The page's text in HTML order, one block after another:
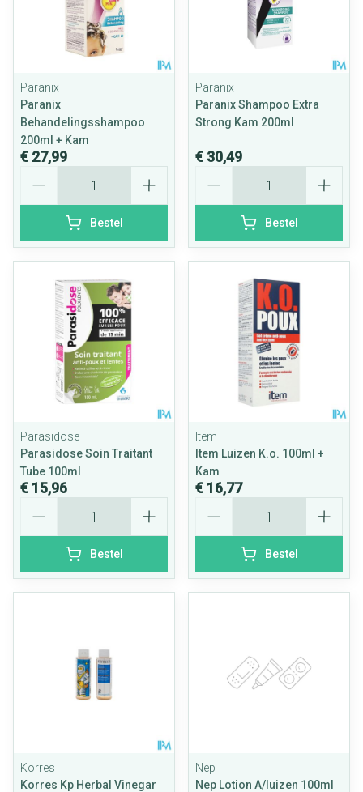
Paranix
Paranix
Behandelingsshampoo
200ml + Kam
€ 27,99
Bestel
Paranix
Paranix Shampoo Extra
Strong Kam 200ml
€ 30,49
Bestel
Parasidose
Parasidose Soin Traitant
Tube 100ml
€ 15,96
Bestel
Item
Item Luizen K.o. 100ml +
Kam
€ 16,77
Bestel
Korres
Korres Kp Herbal Vinegar
Nep
Nep Lotion A/luizen 100ml